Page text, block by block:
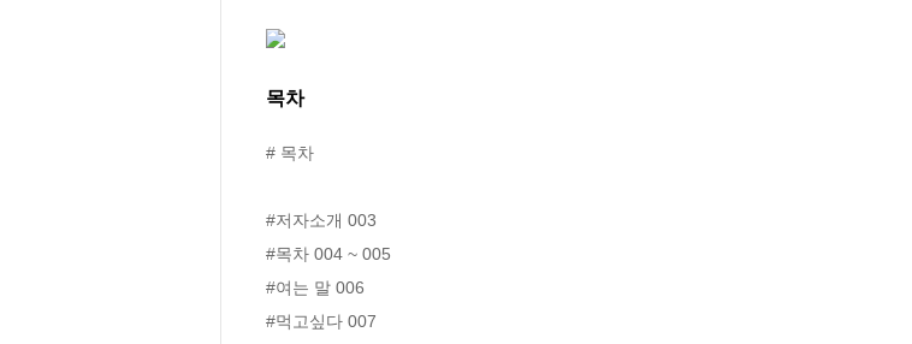
목차
# 목차
#저자소개 003
#목차 004 ~ 005
#여는 말 006
#먹고싶다 007